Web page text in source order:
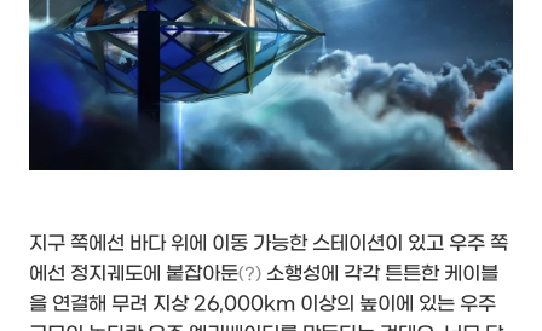
지구 쪽에선 바다 위에 이동 가능한 스테이션이 있고 우주 쪽
에선 정지궤도에 붙잡아둔(?) 소행성에 각각 튼튼한 케이블
을 연결해 무려 지상 26,000km 이상의 높이에 있는 우주